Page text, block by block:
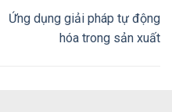
Ứng dụng giải pháp tự động
hóa trong sản xuất